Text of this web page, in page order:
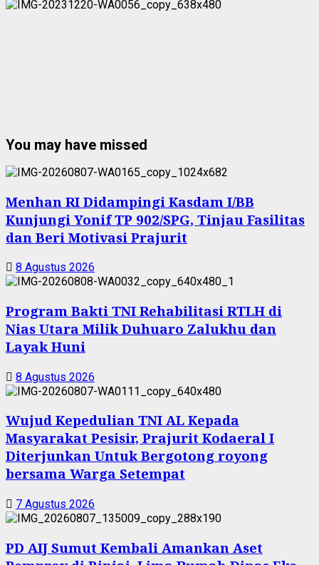
You may have missed
Menhan RI Didampingi Kasdam I/BB
Kunjungi Yonif TP 902/SPG, Tinjau Fasilitas
dan Beri Motivasi Prajurit
8 Agustus 2026
Program Bakti TNI Rehabilitasi RTLH di
Nias Utara Milik Duhuaro Zalukhu dan
Layak Huni
8 Agustus 2026
Wujud Kepedulian TNI AL Kepada
Masyarakat Pesisir, Prajurit Kodaeral I
Diterjunkan Untuk Bergotong royong
bersama Warga Setempat
7 Agustus 2026
PD AIJ Sumut Kembali Amankan Aset